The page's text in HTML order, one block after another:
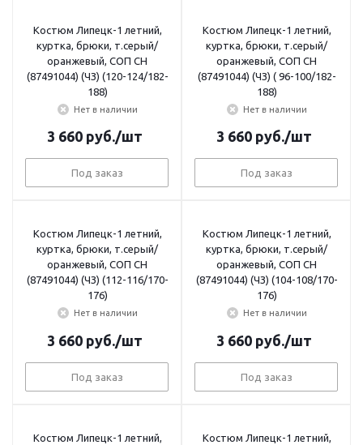
Костюм Липецк-1 летний,
куртка, брюки, т.серый/
оранжевый, СОП СН
(87491044) (ЧЗ) (120-124/182-
188)
Нет в наличии
3 660руб./шт
Под заказ
Костюм Липецк-1 летний,
куртка, брюки, т.серый/
оранжевый, СОП СН
(87491044) (ЧЗ) ( 96-100/182-
188)
Нет в наличии
3 660руб./шт
Под заказ
Костюм Липецк-1 летний,
куртка, брюки, т.серый/
оранжевый, СОП СН
(87491044) (ЧЗ) (112-116/170-
176)
Нет в наличии
3 660руб./шт
Под заказ
Костюм Липецк-1 летний,
куртка, брюки, т.серый/
оранжевый, СОП СН
(87491044) (ЧЗ) (104-108/170-
176)
Нет в наличии
3 660руб./шт
Под заказ
Костюм Липецк-1 летний,
Костюм Липецк-1 летний,